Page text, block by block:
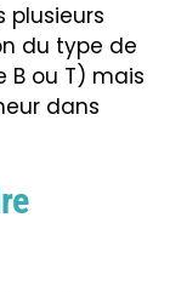
plusieurs
du type de
ou T) mais
dans